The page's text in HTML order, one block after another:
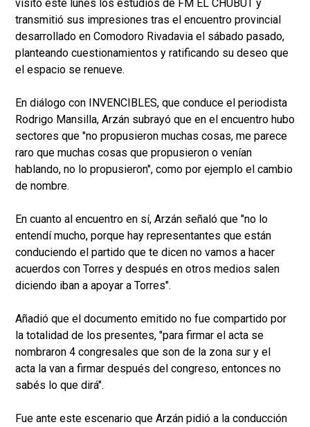
visitó este lunes los estudios de FM EL CHUBUT y
transmitió sus impresiones tras el encuentro provincial
desarrollado en Comodoro Rivadavia el sábado pasado,
planteando cuestionamientos y ratificando su deseo que
el espacio se renueve.
En diálogo con INVENCIBLES, que conduce el periodista
Rodrigo Mansilla, Arzán subrayó que en el encuentro hubo
sectores que "no propusieron muchas cosas, me parece
raro que muchas cosas que propusieron o venían
hablando, no lo propusieron", como por ejemplo el cambio
de nombre.
En cuanto al encuentro en sí, Arzán señaló que "no lo
entendí mucho, porque hay representantes que están
conduciendo el partido que te dicen no vamos a hacer
acuerdos con Torres y después en otros medios salen
diciendo iban a apoyar a Torres".
Añadió que el documento emitido no fue compartido por
la totalidad de los presentes, "para firmar el acta se
nombraron 4 congresales que son de la zona sur y el
acta la van a firmar después del congreso, entonces no
sabés lo que dirá".
Fue ante este escenario que Arzán pidió a la conducción